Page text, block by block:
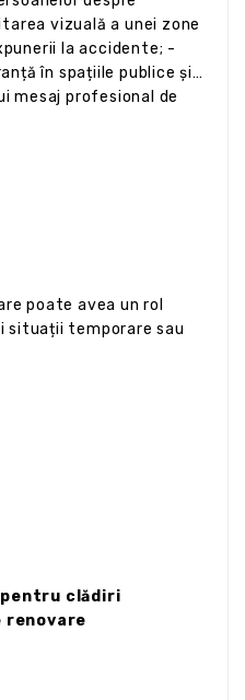
vizuală a unei zone
la accidente; -
în spațiile publice și
mesaj profesional de
poate avea un rol
situații temporare sau
clădiri